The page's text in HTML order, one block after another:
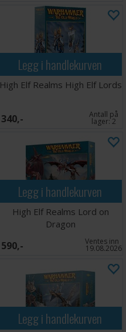
Legg i handlekurven
High Elf Realms High Elf Lords
340,- Antall på
lager:2
Legg i handlekurven
High Elf Realms Lord on
Dragon
590,- Ventes inn
19.08.2026
Legg i handlekurven